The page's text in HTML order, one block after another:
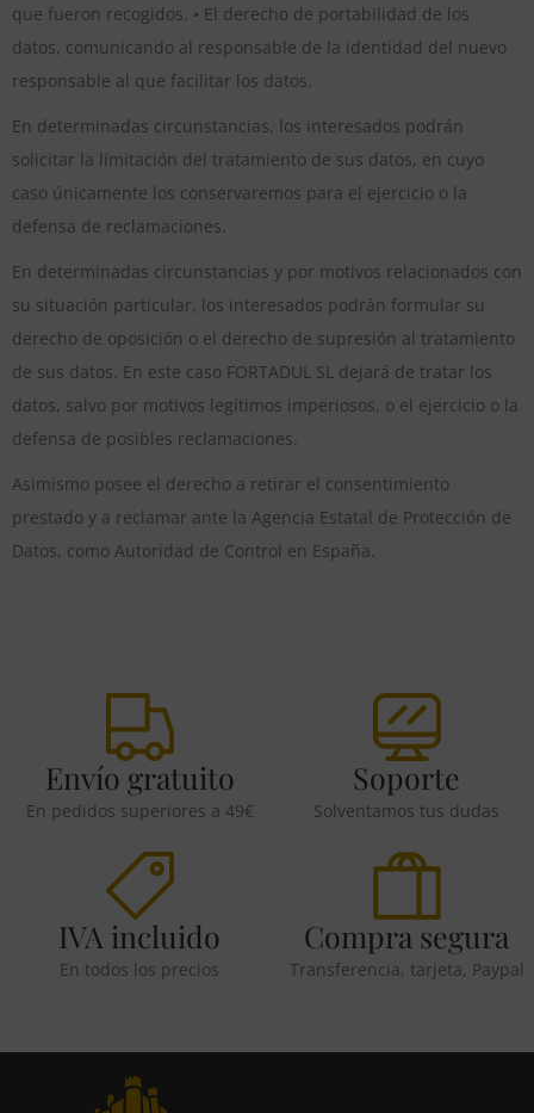
que fueron recogidos. • El derecho de portabilidad de los
datos, comunicando al responsable de la identidad del nuevo
responsable al que facilitar los datos.
En determinadas circunstancias, los interesados podrán
solicitar la limitación del tratamiento de sus datos, en cuyo
caso únicamente los conservaremos para el ejercicio o la
defensa de reclamaciones.
En determinadas circunstancias y por motivos relacionados con
su situación particular, los interesados podrán formular su
derecho de oposición o el derecho de supresión al tratamiento
de sus datos. En este caso FORTADUL SL dejará de tratar los
datos, salvo por motivos legítimos imperiosos, o el ejercicio o la
defensa de posibles reclamaciones.
Asimismo posee el derecho a retirar el consentimiento
prestado y a reclamar ante la Agencia Estatal de Protección de
Datos, como Autoridad de Control en España.
Envío gratuito
En pedidos superiores a 49€
Soporte
Solventamos tus dudas
IVA incluido
En todos los precios
Compra segura
Transferencia, tarjeta, Paypal